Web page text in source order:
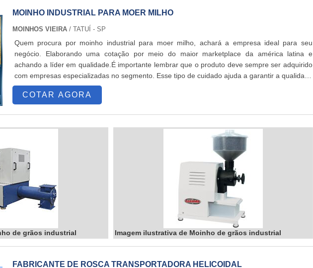
MOINHO INDUSTRIAL PARA MOER MILHO
MOINHOS VIEIRA / TATUÍ - SP
Quem procura por moinho industrial para moer milho, achará a empresa ideal para seu
negócio. Elaborando uma cotação por meio do maior marketplace da américa latina e
achando a líder em qualidade.É importante lembrar que o produto deve sempre ser adquirido
com empresas especializadas no segmento. Esse tipo de cuidado ajuda a garantir a qualidade
e durabilidade dos materiais, além de evitar prejuízos com substituições frequentes de peças
COTAR AGORA
de grãos industrial Imagem ilustrativa de Moinho de grãos industrial
FABRICANTE DE ROSCA TRANSPORTADORA HELICOIDAL